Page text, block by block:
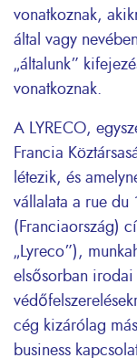
vonatkoznak,
által vagy
„általunk”
vonatkoznak.
A LYRECO,
Francia
létezik, és
vállalata a rue du
(Franciaország)
„Lyreco”),
elsősorban irodai
cég kizárólag
business